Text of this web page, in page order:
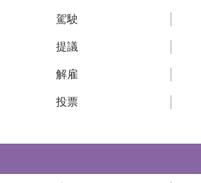
駕駛
提議
解雇
投票